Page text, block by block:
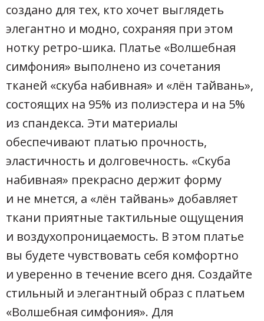
создано для тех, кто хочет выглядеть
элегантно и модно, сохраняя при этом
нотку ретро-шика. Платье «Волшебная
симфония» выполнено из сочетания
тканей «скуба набивная» и «лён тайвань»,
состоящих на 95% из полиэстера и на 5%
из спандекса. Эти материалы
обеспечивают платью прочность,
эластичность и долговечность. «Скуба
набивная» прекрасно держит форму
и не мнется, а «лён тайвань» добавляет
ткани приятные тактильные ощущения
и воздухопроницаемость. В этом платье
вы будете чувствовать себя комфортно
и уверенно в течение всего дня. Создайте
стильный и элегантный образ с платьем
«Волшебная симфония». Для